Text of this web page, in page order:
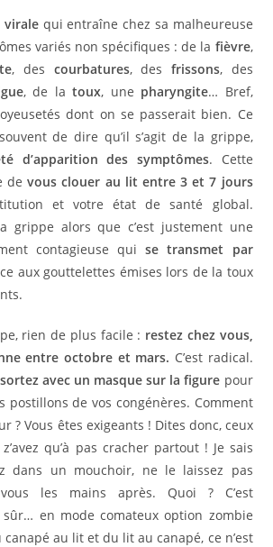
viralequi entraîne chez sa malheureuse
variés non spécifiques : de la fièvre,
, des courbatures, des frissons, des
, de latoux, une pharyngite… Bref,
dont on se passerait bien. Ce
de dire qu’il s’agit de la grippe,
d’apparition des symptômes. Cette
devous clouer au lit entre 3 et 7 jours
et votre état de santé global.
grippe alors que c’est justement une
contagieuse quise transmet par
aux gouttelettes émises lors de la toux
rien de plus facile : restez chez vous,
entre octobre et mars. C’est radical.
sortez avec un masque sur la figure pour
postillons de vos congénères. Comment
? Vous êtes exigeants ! Dites donc, ceux
qu’à pas cracher partout ! Je sais
dans un mouchoir, ne le laissez pas
les mains après. Quoi ? C’est
sûr… en mode comateux option zombie
au lit et du lit au canapé, ce n’est